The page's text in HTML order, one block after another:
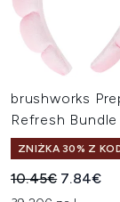
brushworks
Refresh Bundle
ZNIŻKA 30% Z
Sugerowana
10.45€ Aktualna
7.84€